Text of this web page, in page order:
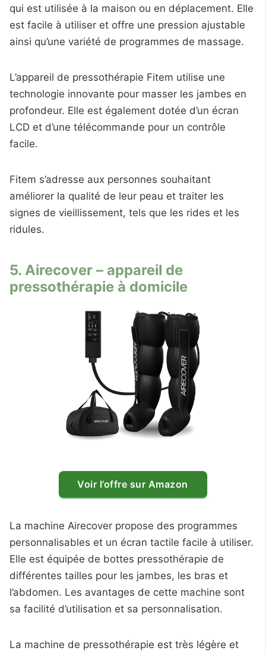
qui est utilisée à la maison ou en déplacement. Elle
est facile à utiliser et offre une pression ajustable
ainsi qu’une variété de programmes de massage.
L’appareil de pressothérapie Fitem utilise une
technologie innovante pour masser les jambes en
profondeur. Elle est également dotée d’un écran
LCD et d’une télécommande pour un contrôle
facile.
Fitem s’adresse aux personnes souhaitant
améliorer la qualité de leur peau et traiter les
signes de vieillissement, tels que les rides et les
ridules.
5. Airecover – appareil de
pressothérapie à domicile
Voir l’offre sur Amazon
La machine Airecover propose des programmes
personnalisables et un écran tactile facile à utiliser.
Elle est équipée de bottes pressothérapie de
différentes tailles pour les jambes, les bras et
l’abdomen. Les avantages de cette machine sont
sa facilité d’utilisation et sa personnalisation.
La machine de pressothérapie est très légère et